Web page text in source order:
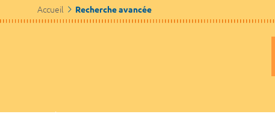
Accueil Recherche avancée